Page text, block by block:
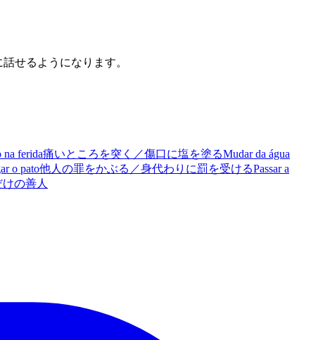
せるようになります。
na ferida痛いところを突く／傷口に塩を塗るMudar da água
o pato他人の罪をかぶる／身代わりに罰を受けるPassar a
の善人